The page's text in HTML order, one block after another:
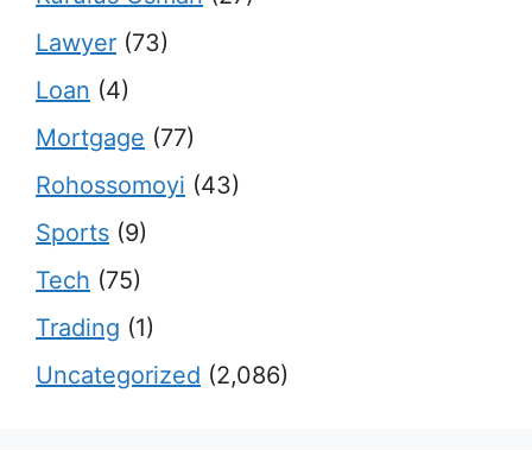
Lawyer (73)
Loan (4)
Mortgage (77)
Rohossomoyi (43)
Sports (9)
Tech (75)
Trading (1)
Uncategorized (2,086)